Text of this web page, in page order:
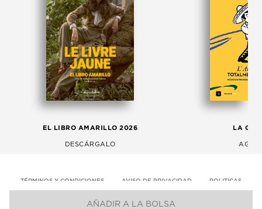
AÑADIR A LA BOLSA
EL LIBRO AMARILLO 2026
DESCÁRGALO
LA
TÉRMINOS Y CONDICIONES AVISO DE PRIVACIDAD POLITICAS